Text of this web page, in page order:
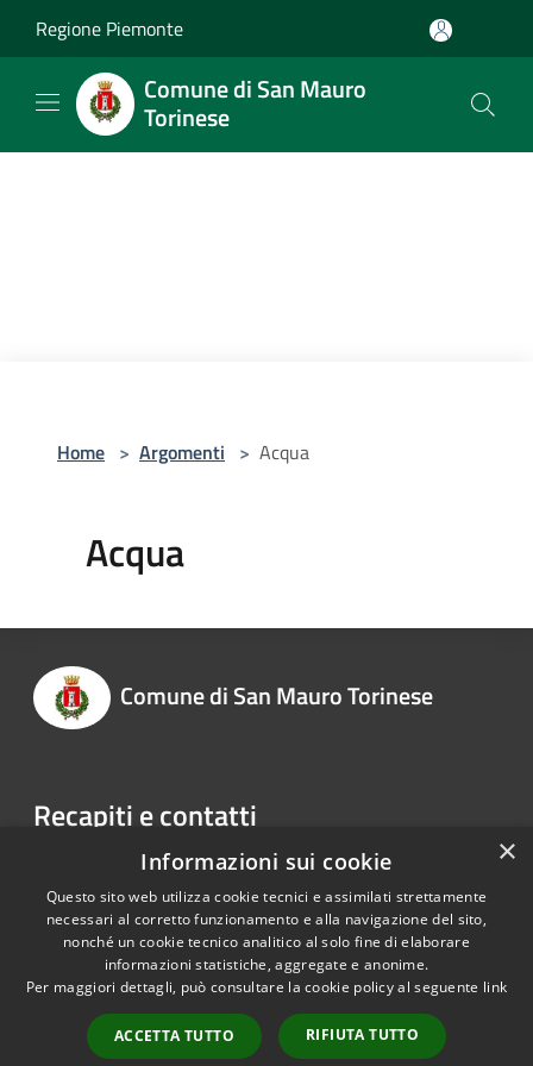
Regione Piemonte
Comune di San Mauro
Torinese
Home > Argomenti > Acqua
Acqua
Comune di San Mauro Torinese
Recapiti e contatti
Via Martiri della Libertà, 150
Telefono:
0118228011
Accessibilità
Copyright © 2026 • Comune di
San Mauro Torinese • Powered
byMunicipium
Accesso
redazione
×
Informazioni sui cookie
Questo sito web utilizza cookie tecnici e assimilati strettamente
necessari al corretto funzionamento e alla navigazione del sito,
nonché un cookie tecnico analitico al solo fine di elaborare
informazioni statistiche, aggregate e anonime.
Per maggiori dettagli, può consultare la cookie policy al seguente link
ACCETTA TUTTO RIFIUTA TUTTO